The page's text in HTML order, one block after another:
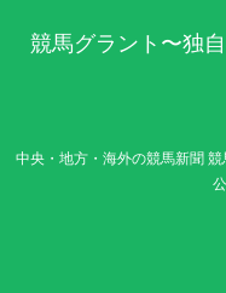
競馬グラント〜独
中央・地方・海外の競馬新聞